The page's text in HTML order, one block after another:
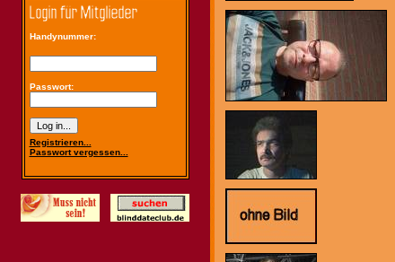
Handynummer:
Passwort:
Registrieren...
Passwort vergessen...